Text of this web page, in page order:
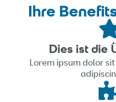
Ihre
Dies ist die
Lorem ipsum dolor